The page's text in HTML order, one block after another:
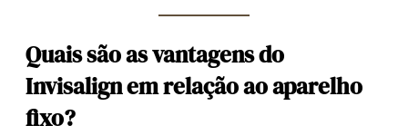
Quais são as vantagens do
Invisalign em relação ao aparelho
fixo?